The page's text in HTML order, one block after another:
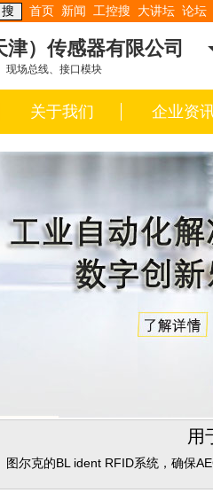
首页 新闻 工控搜 大讲坛 论坛
津）传感器有限公司
现场总线、接口模块
关于我们 企业资
用
图尔克的BL ident RFID系统，确保